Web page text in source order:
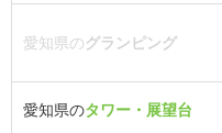
愛知県のグランピング
愛知県のタワー・展望台